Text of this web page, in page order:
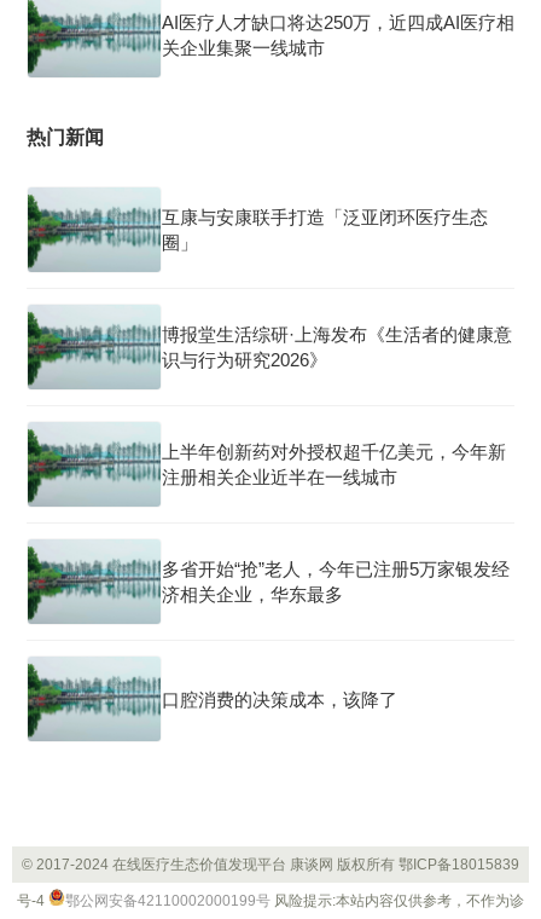
AI医疗人才缺口将达250万，近四成AI医疗相
关企业集聚一线城市
热门新闻
互康与安康联手打造「泛亚闭环医疗生态
圈」
博报堂生活综研·上海发布《生活者的健康意
识与行为研究2026》
上半年创新药对外授权超千亿美元，今年新
注册相关企业近半在一线城市
多省开始“抢”老人，今年已注册5万家银发经
济相关企业，华东最多
口腔消费的决策成本，该降了
© 2017-2024 在线医疗生态价值发现平台 康谈网 版权所有 鄂ICP备18015839
号-4 鄂公网安备42110002000199号 风险提示:本站内容仅供参考，不作为诊